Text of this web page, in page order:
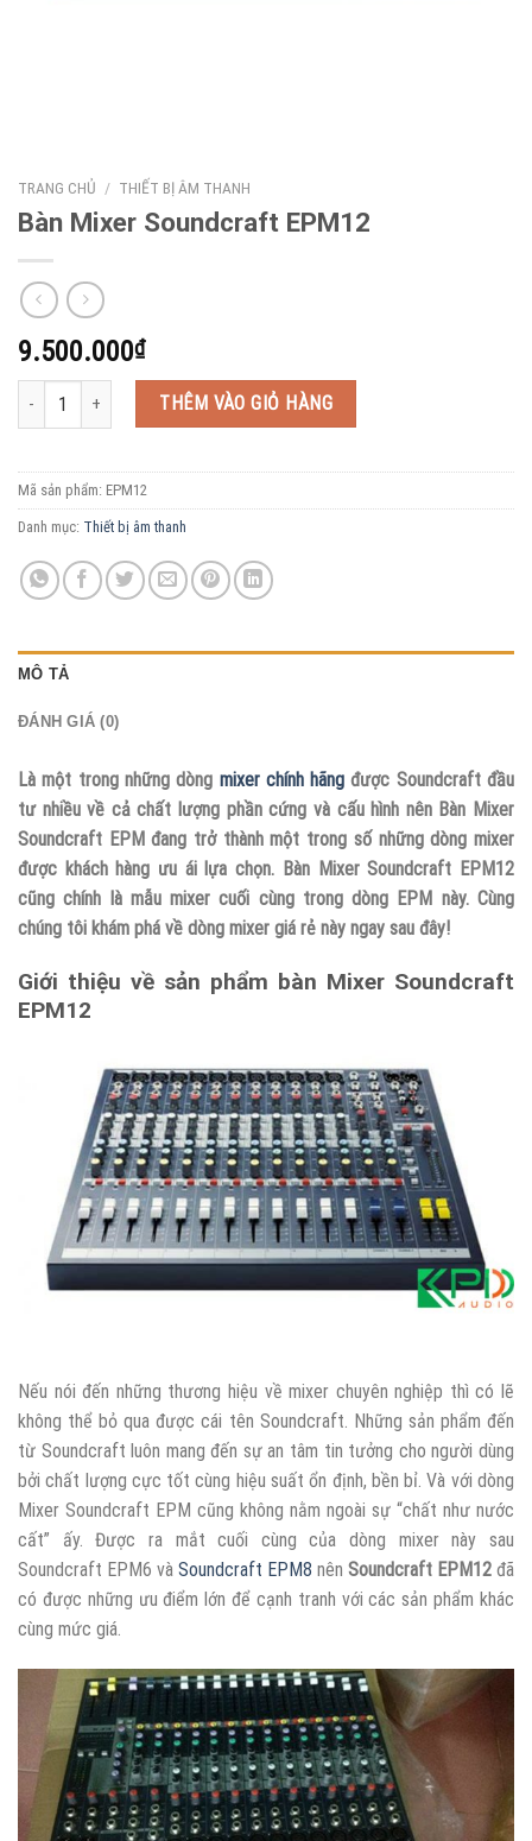
TRANG CHỦ / THIẾT BỊ ÂM THANH
Bàn Mixer Soundcraft EPM12
9.500.000₫
Bàn Mixer Soundcraft EPM12 số lượng
THÊM VÀO GIỎ HÀNG
Mã sản phẩm: EPM12
Danh mục: Thiết bị âm thanh
MÔ TẢ
ĐÁNH GIÁ (0)
Là một trong những dòng mixer chính hãng được Soundcraft đầu
tư nhiều về cả chất lượng phần cứng và cấu hình nên Bàn Mixer
Soundcraft EPM đang trở thành một trong số những dòng mixer
được khách hàng ưu ái lựa chọn. Bàn Mixer Soundcraft EPM12
cũng chính là mẫu mixer cuối cùng trong dòng EPM này. Cùng
chúng tôi khám phá về dòng mixer giá rẻ này ngay sau đây!
Giới thiệu về sản phẩm bàn Mixer Soundcraft
EPM12
Nếu nói đến những thương hiệu về mixer chuyên nghiệp thì có lẽ
không thể bỏ qua được cái tên Soundcraft. Những sản phẩm đến
từ Soundcraft luôn mang đến sự an tâm tin tưởng cho người dùng
bởi chất lượng cực tốt cùng hiệu suất ổn định, bền bỉ. Và với dòng
Mixer Soundcraft EPM cũng không nằm ngoài sự “chất như nước
cất” ấy. Được ra mắt cuối cùng của dòng mixer này sau
Soundcraft EPM6 và Soundcraft EPM8 nên Soundcraft EPM12 đã
có được những ưu điểm lớn để cạnh tranh với các sản phẩm khác
cùng mức giá.